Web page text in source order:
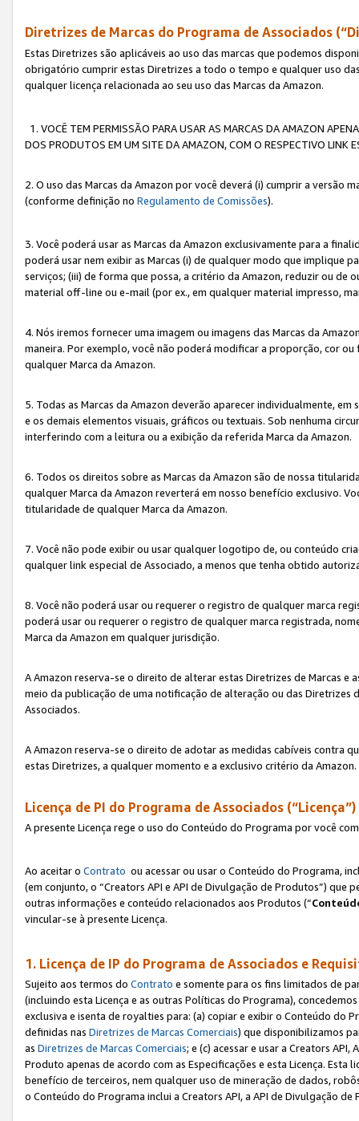
Diretrizes de Marcas do Programa de Associados
Estas Diretrizes são aplicáveis ao uso das marcas que podemos
obrigatório cumprir estas Diretrizes a todo o tempo e qualquer uso
qualquer licença relacionada ao seu uso das Marcas da Amazon.
1. VOCÊ TEM PERMISSÃO PARA USAR AS MARCAS DA AMAZON
DOS PRODUTOS EM UM SITE DA AMAZON, COM O RESPECTIVO LINK
2. O uso das Marcas da Amazon por você deverá (i) cumprir a versão
(conforme definição no Regulamento de Comissões).
3. Você poderá usar as Marcas da Amazon exclusivamente para a
poderá usar nem exibir as Marcas (i) de qualquer modo que implique
serviços; (iii) de forma que possa, a critério da Amazon, reduzir ou de
material off-line ou e-mail (por ex., em qualquer material impresso,
4. Nós iremos fornecer uma imagem ou imagens das Marcas da
maneira. Por exemplo, você não poderá modificar a proporção, cor
qualquer Marca da Amazon.
5. Todas as Marcas da Amazon deverão aparecer individualmente,
e os demais elementos visuais, gráficos ou textuais. Sob nenhuma
interferindo com a leitura ou a exibição da referida Marca da Amazon.
6. Todos os direitos sobre as Marcas da Amazon são de nossa
qualquer Marca da Amazon reverterá em nosso benefício exclusivo.
titularidade de qualquer Marca da Amazon.
7. Você não pode exibir ou usar qualquer logotipo de, ou conteúdo
qualquer link especial de Associado, a menos que tenha obtido
8. Você não poderá usar ou requerer o registro de qualquer marca
poderá usar ou requerer o registro de qualquer marca registrada,
Marca da Amazon em qualquer jurisdição.
A Amazon reserva-se o direito de alterar estas Diretrizes de Marcas e
meio da publicação de uma notificação de alteração ou das Diretrizes
Associados.
A Amazon reserva-se o direito de adotar as medidas cabíveis contra
estas Diretrizes, a qualquer momento e a exclusivo critério da Amazon.
Licença de PI do Programa de Associados (“Licença”)
A presente Licença rege o uso do Conteúdo do Programa por você
Ao aceitar o Contrato ou acessar ou usar o Conteúdo do Programa,
(em conjunto, o “Creators API e API de Divulgação de Produtos”)
outras informações e conteúdo relacionados aos Produtos (“
vincular-se à presente Licença.
1. Licença de IP do Programa de Associados e
Sujeito aos termos do Contrato e somente para os fins limitados de
(incluindo esta Licença e as outras Políticas do Programa),
exclusiva e isenta de royalties para: (a) copiar e exibir o Conteúdo do
definidas nas Diretrizes de Marcas Comerciais) que disponibilizamos
as Diretrizes de Marcas Comerciais; e (c) acessar e usar a Creators
Produto apenas de acordo com as Especificações e esta Licença.
benefício de terceiros, nem qualquer uso de mineração de dados,
o Conteúdo do Programa inclui a Creators API, a API de Divulgação